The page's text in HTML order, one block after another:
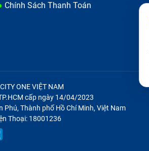
phòng kỹ thuật tiến hành
đưa ra nhân viên sẽ làm
ký tên vào toàn bộ các linh
thay thế cho main đã bị hư
Chính Sách Thanh Toán
ONE VIỆT NAM
cấp ngày 14/04/2023
Phú, Thành phố Hồ Chí Minh, Việt Nam
Thoại: 18001236